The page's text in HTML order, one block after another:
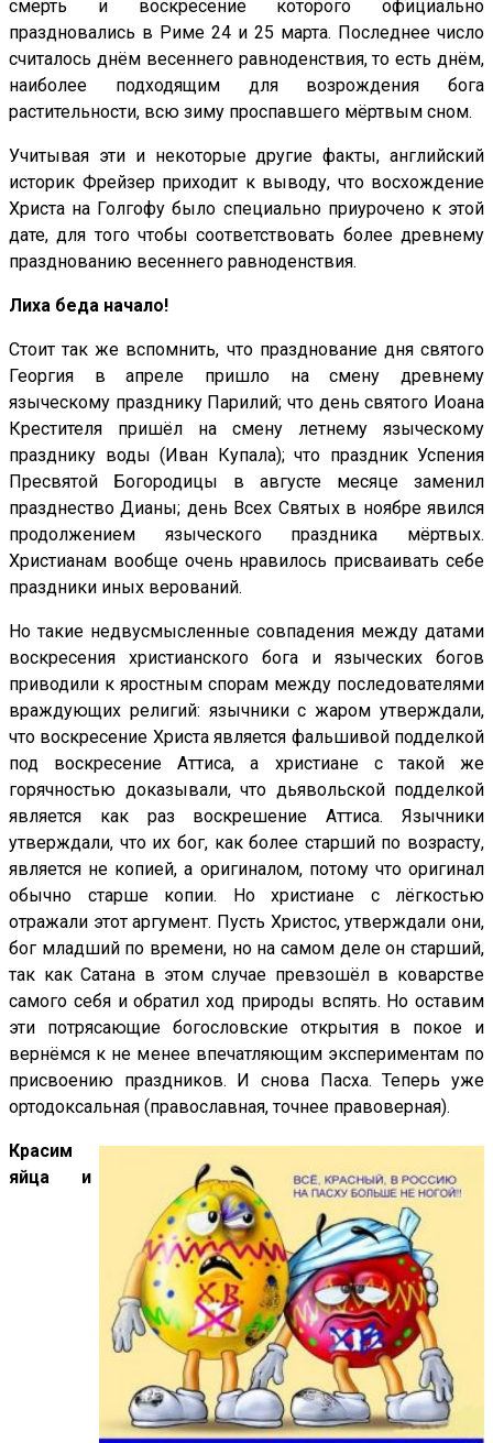
смерть и воскресение которого официально
праздновались в Риме 24 и 25 марта. Последнее число
считалось днём весеннего равноденствия, то есть днём,
наиболее подходящим для возрождения бога
растительности, всю зиму проспавшего мёртвым сном.
Учитывая эти и некоторые другие факты, английский
историк Фрейзер приходит к выводу, что восхождение
Христа на Голгофу было специально приурочено к этой
дате, для того чтобы соответствовать более древнему
празднованию весеннего равноденствия.
Лиха беда начало!
Стоит так же вспомнить, что празднование дня святого
Георгия в апреле пришло на смену древнему
языческому празднику Парилий; что день святого Иоана
Крестителя пришёл на смену летнему языческому
празднику воды (Иван Купала); что праздник Успения
Пресвятой Богородицы в августе месяце заменил
празднество Дианы; день Всех Святых в ноябре явился
продолжением языческого праздника мёртвых.
Христианам вообще очень нравилось присваивать себе
праздники иных верований.
Но такие недвусмысленные совпадения между датами
воскресения христианского бога и языческих богов
приводили к яростным спорам между последователями
враждующих религий: язычники с жаром утверждали,
что воскресение Христа является фальшивой подделкой
под воскресение Аттиса, а христиане с такой же
горячностью доказывали, что дьявольской подделкой
является как раз воскрешение Аттиса. Язычники
утверждали, что их бог, как более старший по возрасту,
является не копией, а оригиналом, потому что оригинал
обычно старше копии. Но христиане с лёгкостью
отражали этот аргумент. Пусть Христос, утверждали они,
бог младший по времени, но на самом деле он старший,
так как Сатана в этом случае превзошёл в коварстве
самого себя и обратил ход природы вспять. Но оставим
эти потрясающие богословские открытия в покое и
вернёмся к не менее впечатляющим экспериментам по
присвоению праздников. И снова Пасха. Теперь уже
ортодоксальная (православная, точнее правоверная).
Красим
яйца и